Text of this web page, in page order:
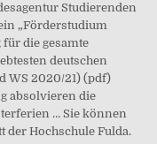
Studierenden
„Förderstudium
die gesamte
deutschen
WS 2020/21) (pdf)
absolvieren die
… Sie können
Hochschule Fulda.